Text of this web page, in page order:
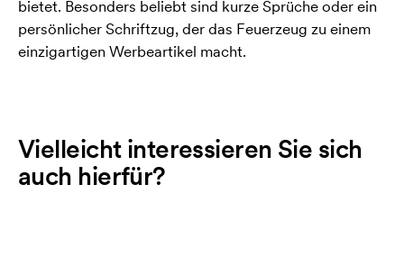
bietet. Besonders beliebt sind kurze Sprüche oder ein
persönlicher Schriftzug, der das Feuerzeug zu einem
einzigartigen Werbeartikel macht.
Vielleicht interessieren Sie sich
auch hierfür?